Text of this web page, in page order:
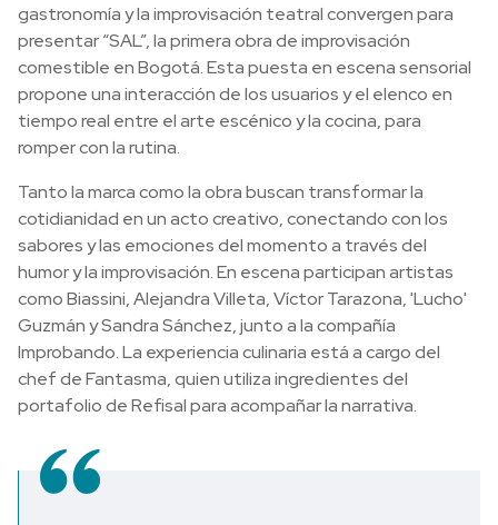
gastronomía y la improvisación teatral convergen para
presentar “SAL”, la primera obra de improvisación
comestible en Bogotá. Esta puesta en escena sensorial
propone una interacción de los usuarios y el elenco en
tiempo real entre el arte escénico y la cocina, para
romper con la rutina.
Tanto la marca como la obra buscan transformar la
cotidianidad en un acto creativo, conectando con los
sabores y las emociones del momento a través del
humor y la improvisación. En escena participan artistas
como Biassini, Alejandra Villeta, Víctor Tarazona, 'Lucho'
Guzmán y Sandra Sánchez, junto a la compañía
Improbando. La experiencia culinaria está a cargo del
chef de Fantasma, quien utiliza ingredientes del
portafolio de Refisal para acompañar la narrativa.